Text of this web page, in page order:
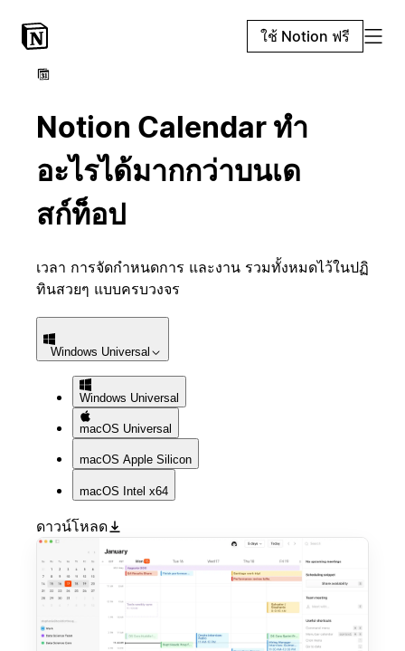
ใช้ Notion ฟรี
Notion Calendar ทำ
อะไรได้มากกว่าบนเด
สก์ท็อป
เวลา การจัดกำหนดการ และงาน รวมทั้งหมดไว้ในปฏิ
ทินสวยๆ แบบครบวงจร
Windows Universal
Windows Universal
macOS Universal
macOS Apple Silicon
macOS Intel x64
ดาวน์โหลด